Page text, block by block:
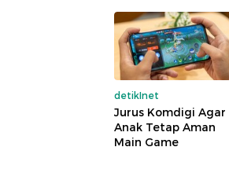
detikInet
Jurus Komdigi Agar
Anak Tetap Aman
Main Game